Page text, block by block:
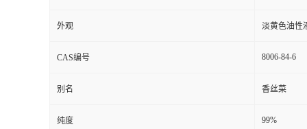
外观 淡黄色油性
CAS编号 8006-84-6
别名 香丝菜
纯度 99%